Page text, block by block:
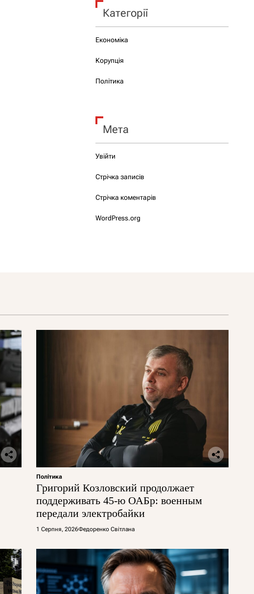
Категорії
Економіка
Корупція
Політика
Мета
Увійти
Стрічка записів
Стрічка коментарів
WordPress.org
Політика
Григорий Козловский продолжает
поддерживать 45-ю ОАБр: военным
передали электробайки
1 Серпня, 2026Федоренко Світлана